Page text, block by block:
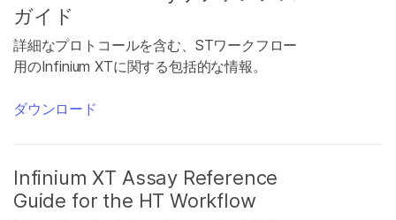
ガイド
詳細なプロトコールを含む、STワークフロー
用のInfinium XTに関する包括的な情報。
ダウンロード
Infinium XT Assay Reference
Guide for the HT Workflow